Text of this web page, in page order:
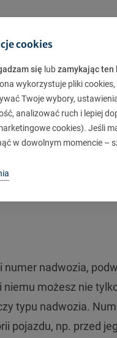
nie musi
bardzo
samym pojazdem,
jeśli występują),
nadwozia,
niemu możesz nie
typu nadwozia.
pojazdu, np. przed
cookies
się lubzamykając ten
wykorzystuje pliki
Twoje wybory,
analizować ruch i lepiej
cookies). Jeśli
w dowolnym momencie –